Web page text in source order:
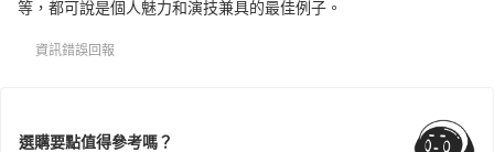
等，都可說是個人魅力和演技兼具的最佳例子。
資訊錯誤回報
選購要點值得參考嗎？